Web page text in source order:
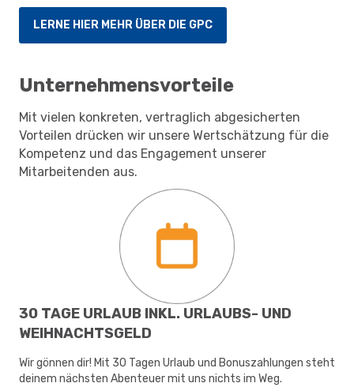
LERNE HIER MEHR ÜBER DIE GPC
Unternehmensvorteile
Mit vielen konkreten, vertraglich abgesicherten
Vorteilen drücken wir unsere Wertschätzung für die
Kompetenz und das Engagement unserer
Mitarbeitenden aus.
30 TAGE URLAUB INKL. URLAUBS- UND
WEIHNACHTSGELD
Wir gönnen dir! Mit 30 Tagen Urlaub und Bonuszahlungen steht
deinem nächsten Abenteuer mit uns nichts im Weg.